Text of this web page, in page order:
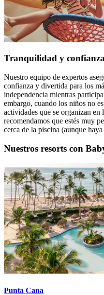
Tranquilidad y
Nuestro equipo de expertos
confianza y divertida para los
independencia mientras
embargo, cuando los niños no
actividades que se organizan en
recomendamos que estés muy
cerca de la piscina (aunque
Nuestros resorts con
Punta Cana